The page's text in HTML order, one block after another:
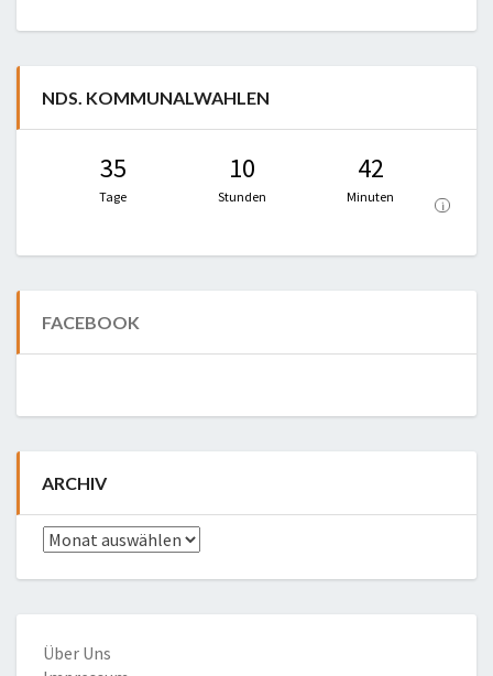
NDS. KOMMUNALWAHLEN
35
Tage
10
Stunden
42
Minuten
i
FACEBOOK
ARCHIV
Archiv
Über Uns